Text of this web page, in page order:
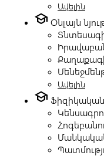
Ավելին
school Օնլայն
Ավելին
school